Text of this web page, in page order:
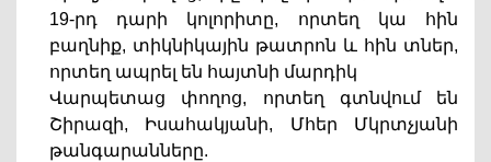
19-րդ դարի կոլորիտը, որտեղ կա հին
բաղնիք, տիկնիկային թատրոն և հին տներ,
որտեղ ապրել են հայտնի մարդիկ
Վարպետաց փողոց, որտեղ գտնվում են
Շիրազի, Իսահակյանի, Մհեր Մկրտչյանի
թանգարանները.